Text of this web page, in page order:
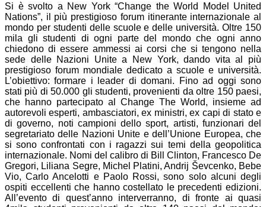
Si è svolto a New York “Change the World Model United
Nations”, il più prestigioso forum itinerante internazionale al
mondo per studenti delle scuole e delle università. Oltre 150
mila gli studenti di ogni parte del mondo che ogni anno
chiedono di essere ammessi ai corsi che si tengono nella
sede delle Nazioni Unite a New York, dando vita al più
prestigioso forum mondiale dedicato a scuole e università.
L’obiettivo: formare i leader di domani. Fino ad oggi sono
stati più di 50.000 gli studenti, provenienti da oltre 150 paesi,
che hanno partecipato al Change The World, insieme ad
autorevoli esperti, ambasciatori, ex ministri, ex capi di stato e
di governo, noti campioni dello sport, artisti, funzionari del
segretariato delle Nazioni Unite e dell’Unione Europea, che
si sono confrontati con i ragazzi sui temi della geopolitica
internazionale. Nomi del calibro di Bill Clinton, Francesco De
Gregori, Liliana Segre, Michel Platini, Andrij Ševcenko, Bebe
Vio, Carlo Ancelotti e Paolo Rossi, sono solo alcuni degli
ospiti eccellenti che hanno costellato le precedenti edizioni.
All’evento di quest’anno interverranno, di fronte ai quasi